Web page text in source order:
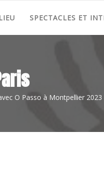
SPECTACLES ET
O Passo à Montpellier 2023